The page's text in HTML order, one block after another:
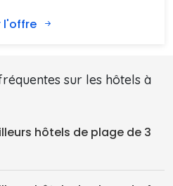
l'offre
sur les hôtels à
hôtels de plage de 3